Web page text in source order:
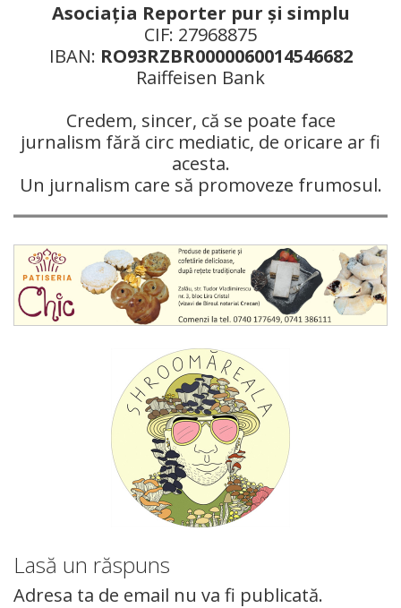
Asociaţia Reporter pur şi simplu
CIF: 27968875
IBAN: RO93RZBR0000060014546682
Raiffeisen Bank
Credem, sincer, că se poate face
jurnalism fără circ mediatic, de oricare ar fi
acesta.
Un jurnalism care să promoveze frumosul.
Lasă un răspuns
Adresa ta de email nu va fi publicată.